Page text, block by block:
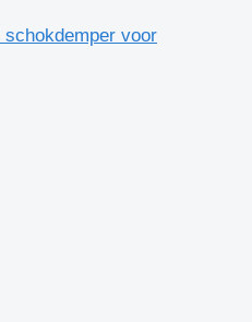
schokdemper voor